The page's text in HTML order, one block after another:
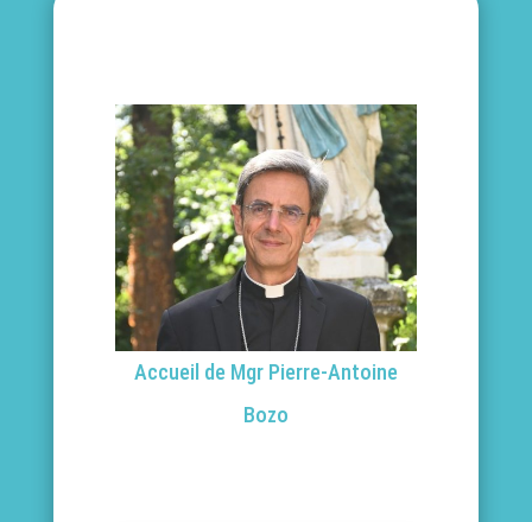
Accueil de Mgr Pierre-Antoine
Bozo